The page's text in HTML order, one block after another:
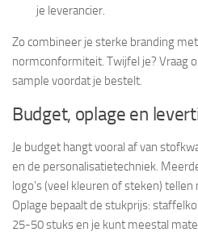
je leverancier.
Zo combineer je sterke branding
normconformiteit. Twijfel je? Vraag
sample voordat je bestelt.
Budget, oplage en
Je budget hangt vooral af van
en de personalisatietechniek.
logo’s (veel kleuren of steken)
Oplage bepaalt de stukprijs:
25-50 stuks en je kunt meestal